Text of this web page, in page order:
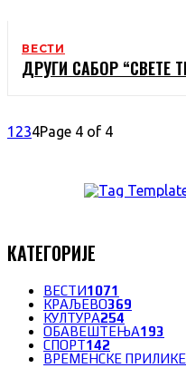
ВЕСТИ
ДРУГИ САБОР “СВЕТЕ
1 234Page 4 of 4
КАТЕГОРИЈЕ
ВЕСТИ1071
КРАЉЕВО369
КУЛТУРА254
ОБАВЕШТЕЊА193
СПОРТ142
ВРЕМЕНСКЕ ПРИЛИКЕ